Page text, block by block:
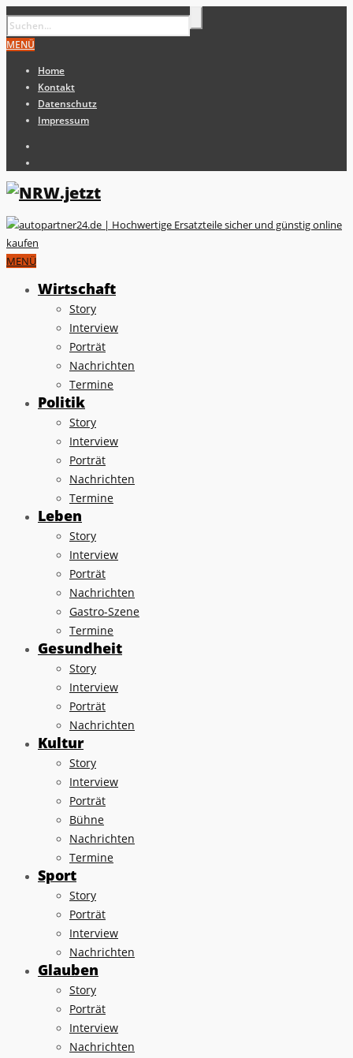
MENÜ
Home
Kontakt
Datenschutz
Impressum
MENÜ
Wirtschaft
Story
Interview
Porträt
Nachrichten
Termine
Politik
Story
Interview
Porträt
Nachrichten
Termine
Leben
Story
Interview
Porträt
Nachrichten
Gastro-Szene
Termine
Gesundheit
Story
Interview
Porträt
Nachrichten
Kultur
Story
Interview
Porträt
Bühne
Nachrichten
Termine
Sport
Story
Porträt
Interview
Nachrichten
Glauben
Story
Porträt
Interview
Nachrichten